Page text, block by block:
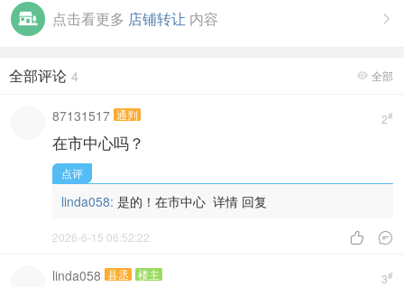

点击看更多 店铺转让 内容
 全部
全部评论 4
2#
87131517 通判
在市中心吗？
点评
linda058: 是的！在市中心 详情 回复
 
2026-6-15 06:52:22
3#
linda058 县丞 楼主